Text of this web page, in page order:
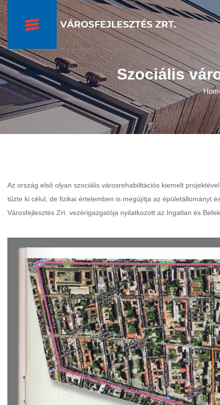
Szociális
Az ország első olyan szociális városrehabilitációs kiemelt
tűzte ki célul, de fizikai értelemben is megújítja az épületállományt
Városfejlesztés Zrt. vezérigazgatója nyilatkozott az Ingatlan és